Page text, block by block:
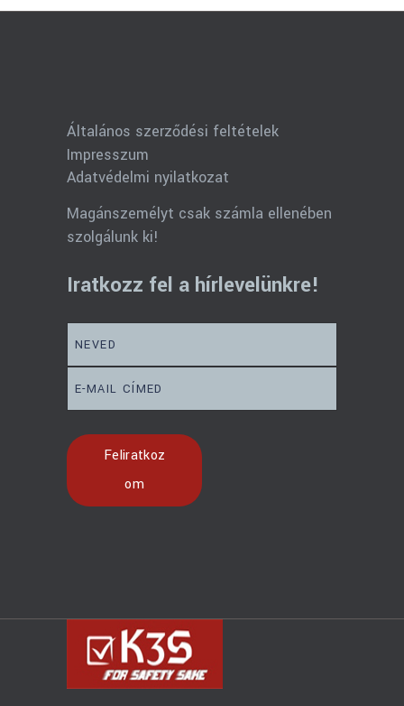
Általános szerződési feltételek
Impresszum
Adatvédelmi nyilatkozat
Magánszemélyt csak számla ellenében
szolgálunk ki!
Iratkozz fel a hírlevelünkre!
Feliratkoz
om